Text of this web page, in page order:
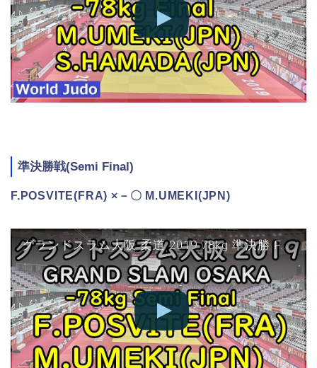
準決勝戦(Semi Final)
F.POSVITE(FRA) ×－〇 M.UMEKI(JPN)
グランドスラム大阪 柔道 2019 78kg 準決勝 F.POSVITE vs M.UMEKI Judo